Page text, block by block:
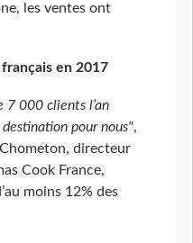
les ventes ont
en 2017
7 000 clients l’an
destination pour nous",
directeur
Cook France,
moins 12% des